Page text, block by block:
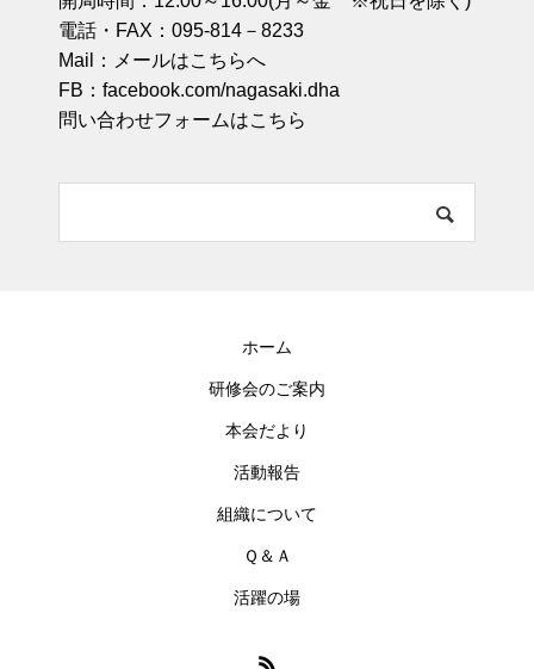
電話・FAX：095-814－8233
Mail：
メールはこちらへ
FB： facebook.com/nagasaki.dha
問い合わせフォームはこちら
ホーム
研修会のご案内
本会だより
活動報告
組織について
Ｑ＆Ａ
活躍の場